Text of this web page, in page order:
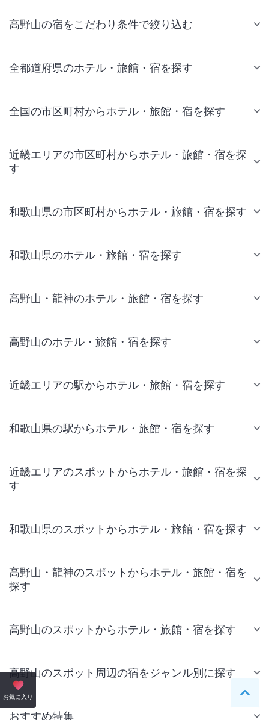
お気に入り ペー
高野山の宿をこだわり条件で絞り込む
全都道府県のホテル・旅館・宿を探す
全国の市区町村からホテル・旅館・宿を探す
近畿エリアの市区町村からホテル・旅館・宿を探
す
和歌山県の市区町村からホテル・旅館・宿を探す
和歌山県のホテル・旅館・宿を探す
高野山・龍神のホテル・旅館・宿を探す
高野山のホテル・旅館・宿を探す
近畿エリアの駅からホテル・旅館・宿を探す
和歌山県の駅からホテル・旅館・宿を探す
近畿エリアのスポットからホテル・旅館・宿を探
す
和歌山県のスポットからホテル・旅館・宿を探す
高野山・龍神のスポットからホテル・旅館・宿を
探す
高野山のスポットからホテル・旅館・宿を探す
高野山のスポット周辺の宿をジャンル別に探す
おすすめ特集